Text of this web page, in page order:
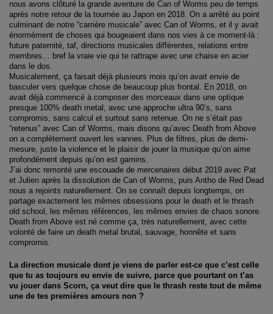
nous avons clôturé la grande aventure de Can of Worms peu de temps
après notre retour de la tournée au Japon en 2018. On a arrêté au point
culminant de notre “carrière musicale” avec Can of Worms, et il y avait
énormément de choses qui bougeaient dans nos vies à ce moment-là :
future paternité, taf, directions musicales différentes, relations entre
membres… bref la vraie vie qui te rattrape avec une chaise en acier
dans le dos.
Musicalement, ça faisait déjà plusieurs mois qu’on avait envie de
basculer vers quelque chose de beaucoup plus frontal. En 2018, on
avait déjà commencé à composer des morceaux dans une optique
presque 100% death metal, avec une approche ultra 90’s, sans
compromis, sans calcul et surtout sans retenue. On ne s’était pas
“retenus” avec Can of Worms, mais disons qu’avec Death from Above
on a complètement ouvert les vannes. Plus de filtres, plus de demi-
mesure, juste la violence et le plaisir de jouer la musique qu’on aime
profondément depuis qu’on est gamins.
J’ai donc remonté une escouade de mercenaires début 2019 avec Pat
et Julien après la dissolution de Can of Worms, puis Antho de Red Dead
nous a rejoints naturellement. On se connaît depuis longtemps, on
partage exactement les mêmes obsessions pour le death et le thrash
old school, les mêmes références, les mêmes envies de chaos sonore.
Death from Above est né comme ça, très naturellement, avec cette
volonté de faire un death metal brutal, sauvage, honnête et sans
compromis.
La direction musicale dont je viens de parler est-ce que c’est celle
que tu as toujours eu envie de suivre, parce que pourtant on t’as
vu jouer dans Scorn, ça veut dire que le thrash reste tout de même
une de tes premières amours non ?